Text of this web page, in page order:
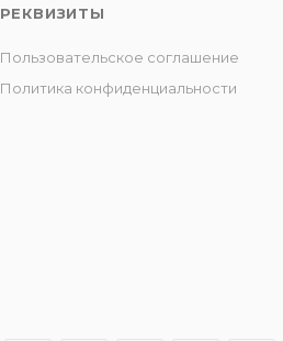
РЕКВИЗИТЫ
Пользовательское соглашение
Политика конфиденциальности